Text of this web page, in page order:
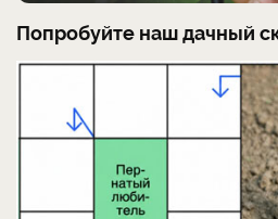
Попробуйте наш дачный